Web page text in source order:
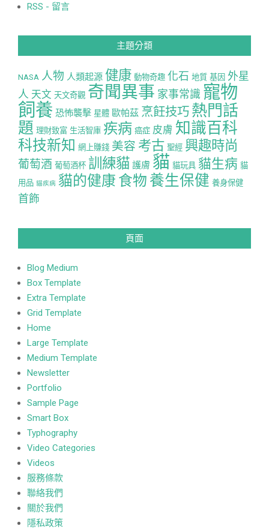
RSS - 留言
主題分類
NASA 人物 人類起源 健康 動物奇趣 化石 地質 基因 外星
人 天文 天文奇觀 奇聞異事 家事常識 寵物
飼養 恐怖襲擊 星體 歐帕茲 烹飪技巧 熱門話
題 理財致富 生活智庫 疾病 癌症 皮膚 知識百科
科技新知 網上賺錢 美容 考古 聖經 興趣時尚
葡萄酒 葡萄酒杯 訓練貓 護膚 貓 貓玩具 貓生病 貓
用品 貓疾病 貓的健康 食物 養生保健 養身保健
首飾
頁面
Blog Medium
Box Template
Extra Template
Grid Template
Home
Large Template
Medium Template
Newsletter
Portfolio
Sample Page
Smart Box
Typhography
Video Categories
Videos
服務條款
聯絡我們
關於我們
隱私政策